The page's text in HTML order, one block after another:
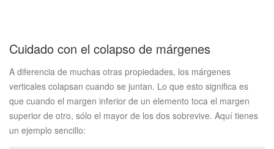
Cuidado con el colapso de márgenes
A diferencia de muchas otras propiedades, los márgenes
verticales colapsan cuando se juntan. Lo que esto significa es
que cuando el margen inferior de un elemento toca el margen
superior de otro, sólo el mayor de los dos sobrevive. Aquí tienes
un ejemplo sencillo: